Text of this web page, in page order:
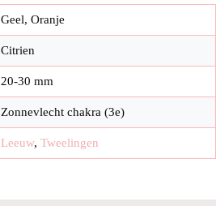
Geel, Oranje
Citrien
20-30 mm
Zonnevlecht chakra (3e)
Leeuw, Tweelingen